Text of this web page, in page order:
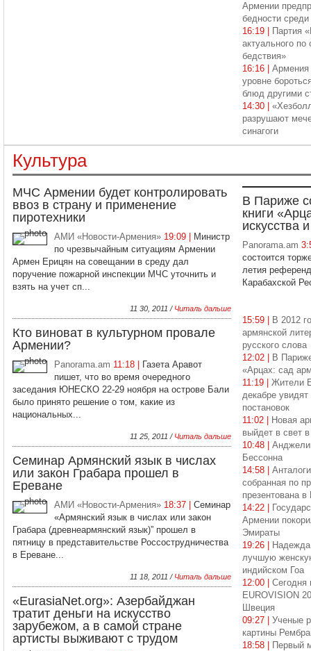
Армении
бедности среди
16:19 |
Партия
актуального по
бедствия»
16:16 | Армения
уровне
блюд другими
14:30 |
разрушают
синагоги
Культура
МЧС Армении будет контролировать
ввоз в страну и применение
пиротехники
АМИ «Новости-Армения» 19:09 |
Министр
по чрезвычайным ситуациям Армении
Армен Ерицян на совещании в среду дал
поручение пожарной инспекции МЧС уточнить и
взять на учет сп...
11 30, 2011 / Читаль дальше
Кто виноват в культурном провале
Армении?
Panorama.am 11:18 |
Газета Аравот
пишет, что во время очередного
заседания ЮНЕСКО 22-29 ноября на острове Бали
было принято решение о том, какие из
национальных...
11 25, 2011 / Читаль дальше
Семинар Армянский язык в числах
или закон Грабара прошел в
Ереване
АМИ «Новости-Армения» 18:37 | Семинар
«Армянский язык в числах или закон
Грабара (древнеармянский язык)” прошел в
пятницу в представительстве Россострудничества
в Ереване...
11 18, 2011 / Читаль дальше
«EurasiaNet.org»: Азербайджан
тратит деньги на искусство
зарубежом, а в самой стране
артисты выживают с трудом
В Париже
книги
искусства
Panorama.am
состоится
летия
Карабахской
15:59 |
В 2012
армянской
русского слова
12:02 |
В
«Арцах: сад
11:19 | Жители
декабре
постановок
11:02 |
Новая
выйдет в свет
10:48 |
Бессонна
14:58 |
собранная по
презентована
14:22 |
Армении
Эмираты
19:26 |
лучшую
индийском Гоа
12:00 | Сегодня
EUROVISION
Швеция
09:27 | Ученые
картины
18:58 |
Первый